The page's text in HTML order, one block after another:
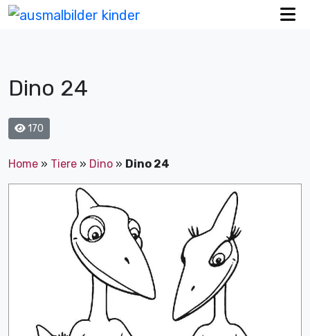
Dino 24
170
Home » Tiere » Dino » Dino 24